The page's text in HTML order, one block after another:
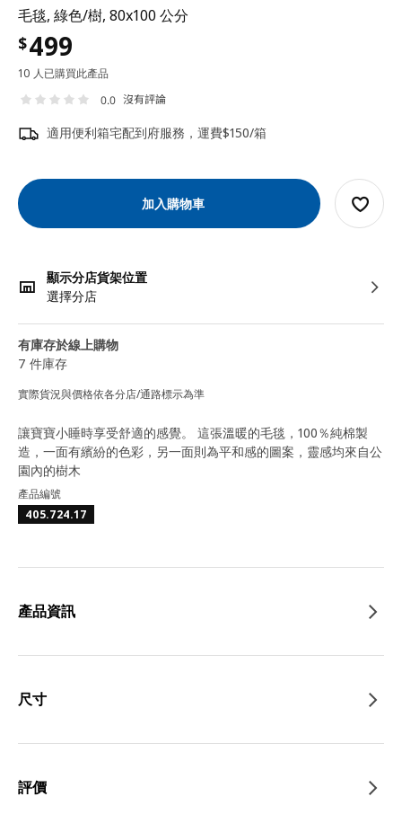
毛毯, 綠色/樹, 80x100 公分
$499
10 人已購買此產品
0.0 沒有評論
適用便利箱宅配到府服務，運費$150/箱
加入購物車
顯示分店貨架位置
選擇分店
有庫存於線上購物
7 件庫存
實際貨況與價格依各分店/通路標示為準
讓寶寶小睡時享受舒適的感覺。 這張溫暖的毛毯，100％純棉製
造，一面有繽紛的色彩，另一面則為平和感的圖案，靈感均來自公
園內的樹木
產品編號
405.724.17
產品資訊
尺寸
評價